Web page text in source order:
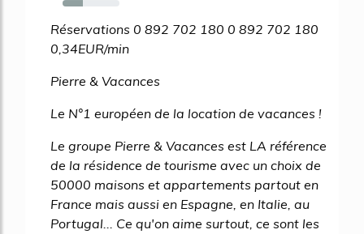
35%
Réservations 0 892 702 180 0 892 702 180
0,34EUR/min
Pierre & Vacances
Le N°1 européen de la location de vacances !
Le groupe Pierre & Vacances est LA référence
de la résidence de tourisme avec un choix de
50000 maisons et appartements partout en
France mais aussi en Espagne, en Italie, au
Portugal... Ce qu'on aime surtout, ce sont les